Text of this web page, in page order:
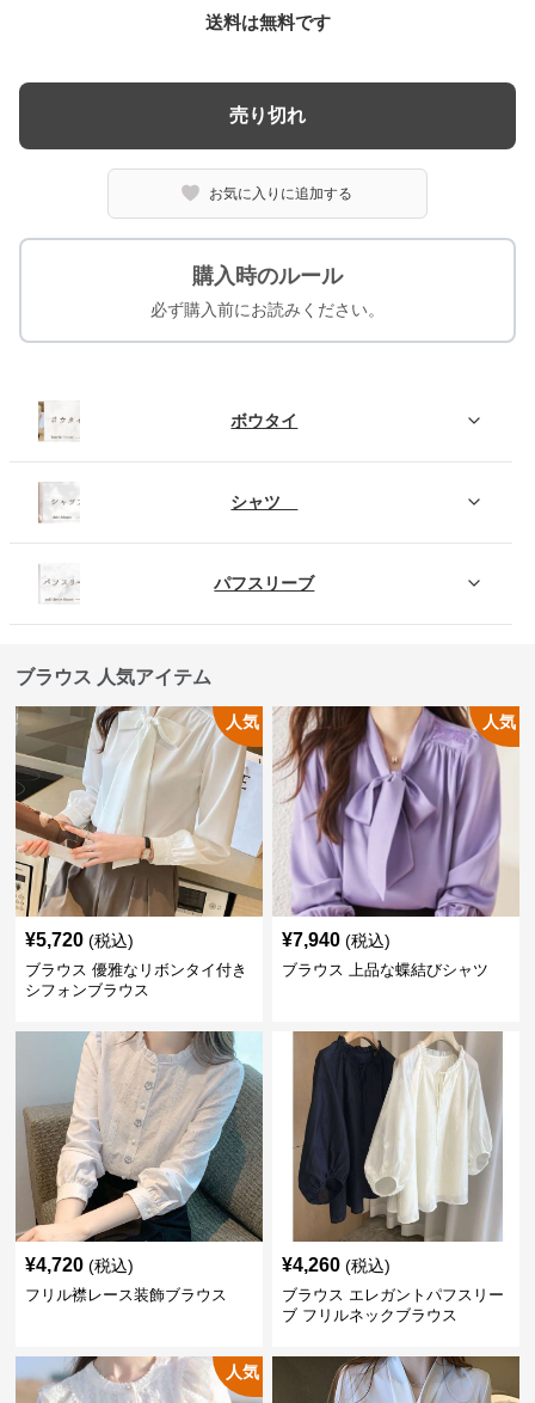
送料は無料です
売り切れ
お気に入りに追加する
購入時のルール
必ず購入前にお読みください。
ボウタイ
シャツ
パフスリーブ
ブラウス 人気アイテム
人気
¥5,720 (税込)
ブラウス 優雅なリボンタイ付き
シフォンブラウス
人気
¥7,940 (税込)
ブラウス 上品な蝶結びシャツ
¥4,720 (税込)
フリル襟レース装飾ブラウス
¥4,260 (税込)
ブラウス エレガントパフスリー
ブ フリルネックブラウス
人気